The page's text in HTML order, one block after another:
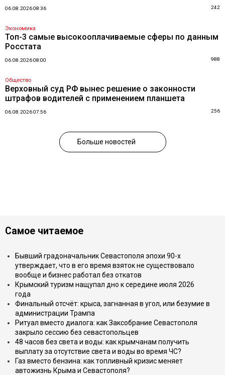
06.08.2026 08:36 242
Экономика
Топ-3 самые высокооплачиваемые сферы по данным
Росстата
06.08.2026 08:00 988
Общество
Верховный суд РФ вынес решение о законности
штрафов водителей с применением планшета
06.08.2026 07:56 256
Больше новостей
Самое читаемое
Бывший градоначальник Севастополя эпохи 90-х
утверждает, что в его время взяток не существовало
вообще и бизнес работал без откатов
Крымский туризм нащупал дно к середине июля 2026
года
Финальный отсчёт: крыса, загнанная в угол, или безумие в
администрации Трампа
Ритуал вместо диалога: как Заксобрание Севастополя
закрыло сессию без севастопольцев
48 часов без света и воды: как крымчанам получить
выплату за отсутствие света и воды во время ЧС?
Газ вместо бензина: как топливный кризис меняет
автожизнь Крыма и Севастополя?